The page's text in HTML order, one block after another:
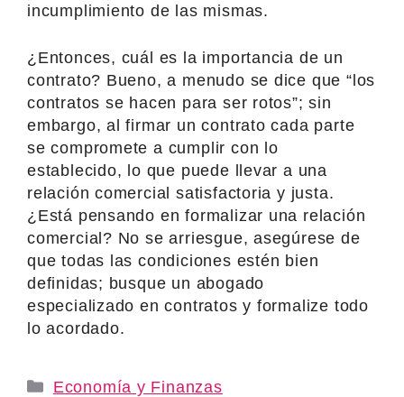
incumplimiento de las mismas.
¿Entonces, cuál es la importancia de un
contrato? Bueno, a menudo se dice que “los
contratos se hacen para ser rotos”; sin
embargo, al firmar un contrato cada parte
se compromete a cumplir con lo
establecido, lo que puede llevar a una
relación comercial satisfactoria y justa.
¿Está pensando en formalizar una relación
comercial? No se arriesgue, asegúrese de
que todas las condiciones estén bien
definidas; busque un abogado
especializado en contratos y formalize todo
lo acordado.
Categories
Economía y Finanzas